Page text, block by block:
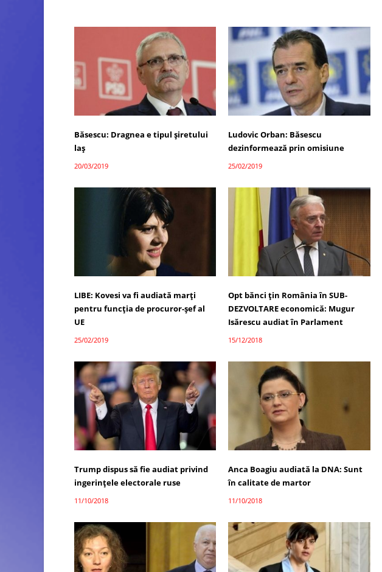
Băsescu: Dragnea e tipul şiretului
laş
20/03/2019
Ludovic Orban: Băsescu
dezinformează prin omisiune
25/02/2019
LIBE: Kovesi va fi audiată marți
pentru funcţia de procuror-şef al
UE
25/02/2019
Opt bănci țin România în SUB-
DEZVOLTARE economică: Mugur
Isărescu audiat în Parlament
15/12/2018
Trump dispus să fie audiat privind
ingerinţele electorale ruse
11/10/2018
Anca Boagiu audiată la DNA: Sunt
în calitate de martor
11/10/2018